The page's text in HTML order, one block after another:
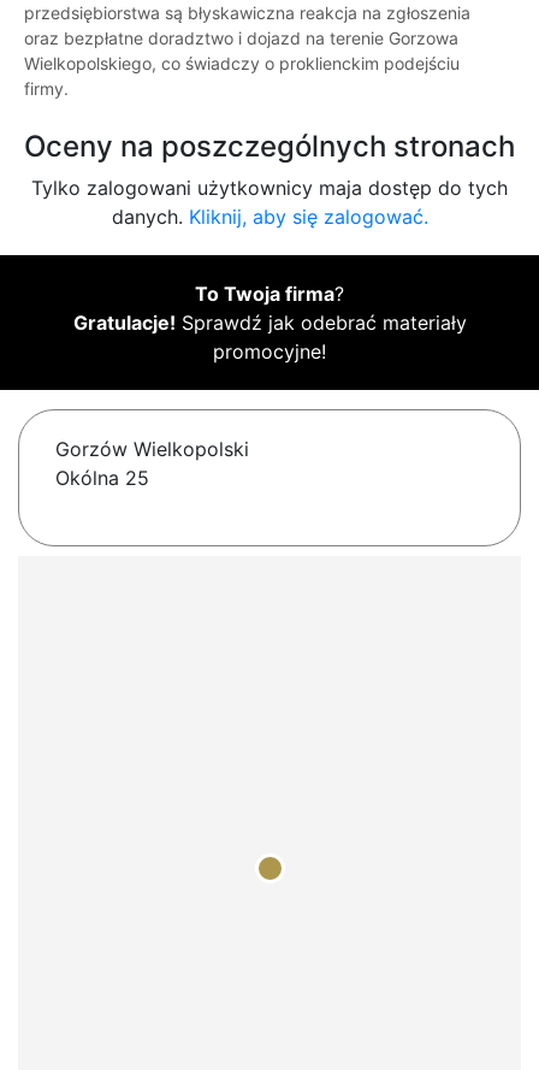
przedsiębiorstwa są błyskawiczna reakcja na zgłoszenia
oraz bezpłatne doradztwo i dojazd na terenie Gorzowa
Wielkopolskiego, co świadczy o proklienckim podejściu
firmy.
Oceny na poszczególnych stronach
Tylko zalogowani użytkownicy maja dostęp do tych
danych. Kliknij, aby się zalogować.
To Twoja firma?
Gratulacje! Sprawdź jak odebrać materiały
promocyjne!
Gorzów Wielkopolski
Okólna 25